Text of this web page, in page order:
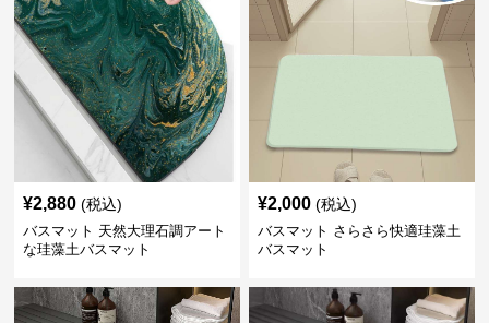
¥2,880 (税込)
バスマット 天然大理石調アート
な珪藻土バスマット
¥2,000 (税込)
バスマット さらさら快適珪藻土
バスマット